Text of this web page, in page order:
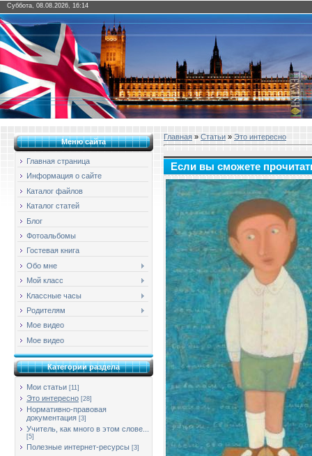
Суббота, 08.08.2026, 16:14
Меню сайта
Главная страница
Информация о сайте
Каталог файлов
Каталог статей
Блог
Фотоальбомы
Гостевая книга
Обо мне
Мой класс
Классные часы
Родителям
Мое видео
Мое видео
Категории раздела
Мои статьи [11]
Это интересно [28]
Нормативно-правовая
документация [3]
Учитель, как много в этом слове...
[5]
Полезные интернет-ресурсы [3]
Главная » Статьи » Это интересно
Если вы сможете